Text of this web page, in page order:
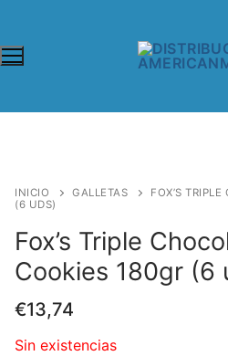
INICIO GALLETAS
FOX’S
(6 UDS)
Fox’s Triple
Cookies 180gr (6
€13,74
Sin existencias